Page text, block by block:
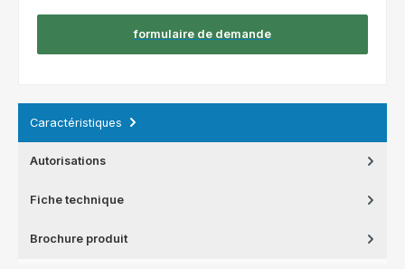
formulaire de demande
Caractéristiques
Autorisations
Fiche technique
Brochure produit